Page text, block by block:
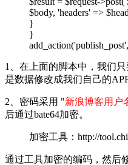
$body, 'headers' =>
}
}
1、在上面的脚本中，我们
是数据修改成我们自己的
2、密码采用 "新浪博客用户
后通过bate64加密。
加密工具：http://
通过工具加密的编码，然后